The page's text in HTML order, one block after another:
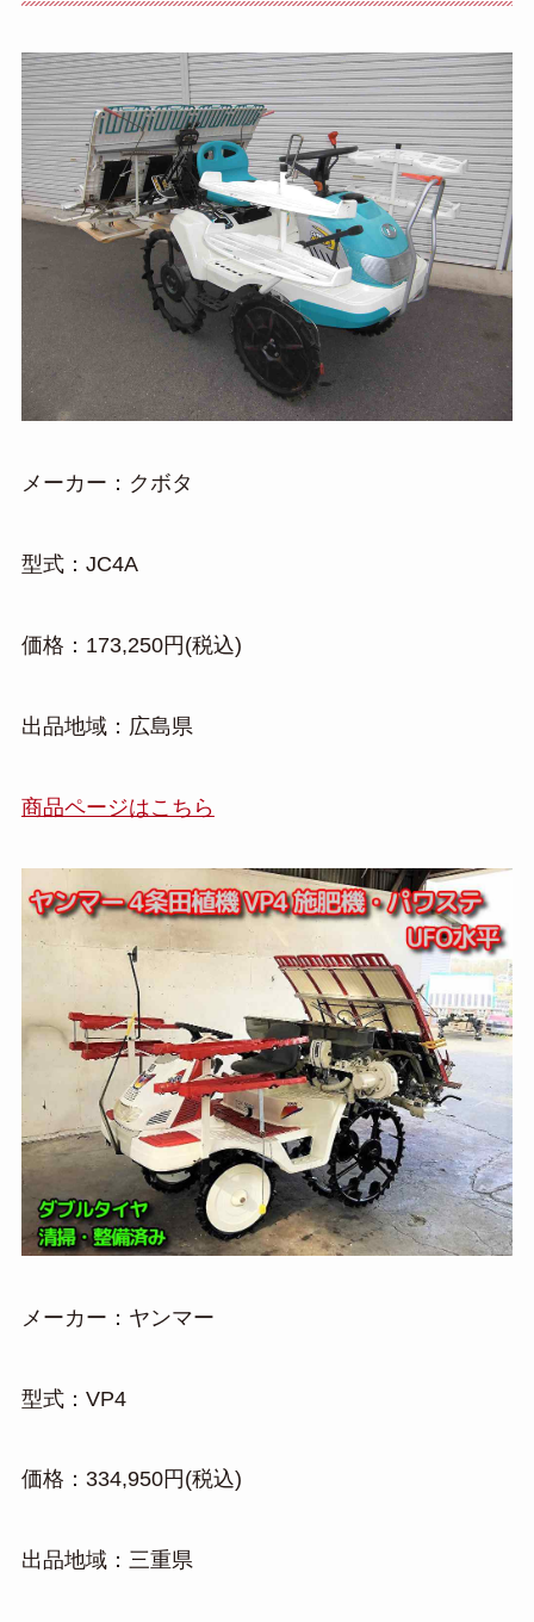
メーカー：クボタ
型式：JC4A
価格：173,250円(税込)
出品地域：広島県
商品ページはこちら
メーカー：ヤンマー
型式：VP4
価格：334,950円(税込)
出品地域：三重県